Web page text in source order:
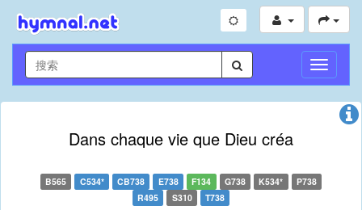
切
换
导
Dans chaque vie que Dieu créa
B565 C534* CB738 E738 F134 G738 K534*
P738
R495
S310 T738